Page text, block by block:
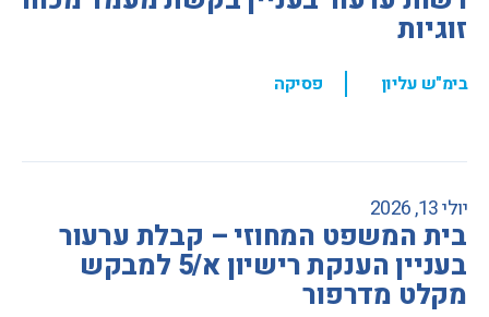
זוגיות
בימ"ש עליון , פסיקה
יולי 13, 2026
בית המשפט המחוזי – קבלת ערעור
בעניין הענקת רישיון א/5 למבקש
מקלט מדרפור